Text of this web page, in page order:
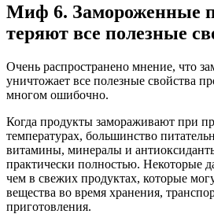
Миф 6. Замороженные
теряют все полезные
Очень распространено мнение, что
уничтожает все полезные свойства
многом ошибочно.
Когда продукты замораживают при
температурах, большинство
витамины, минералы и
практически полностью. Некоторые
чем в свежих продуктах, которые
вещества во время хранения,
приготовления.